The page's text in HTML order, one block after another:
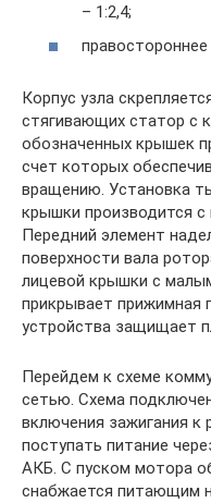
– 1:2,4;
Корпус узла
стягивающих статор с
обозначенных крышек
счет которых
вращению. Установка
крышки производится с
Передний элемент
поверхности вала
лицевой крышки с
прикрывает прижимная
устройства защищает
Перейдем к схеме
сетью. Схема
включения зажигания к
поступать питание
АКБ. С пуском мотора
снабжается питающим